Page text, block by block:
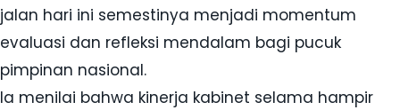
jalan hari ini semestinya menjadi momentum
evaluasi dan refleksi mendalam bagi pucuk
pimpinan nasional.
Ia menilai bahwa kinerja kabinet selama hampir